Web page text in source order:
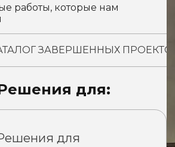
работы, которые нам
ЗАВЕРШЕННЫХ ПРОЕКТОВ
для:
для